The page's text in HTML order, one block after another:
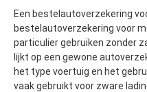
Een bestelautoverzekering
bestelautoverzekering voor
particulier gebruiken zonder
lijkt op een gewone
het type voertuig en het
vaak gebruikt voor zware